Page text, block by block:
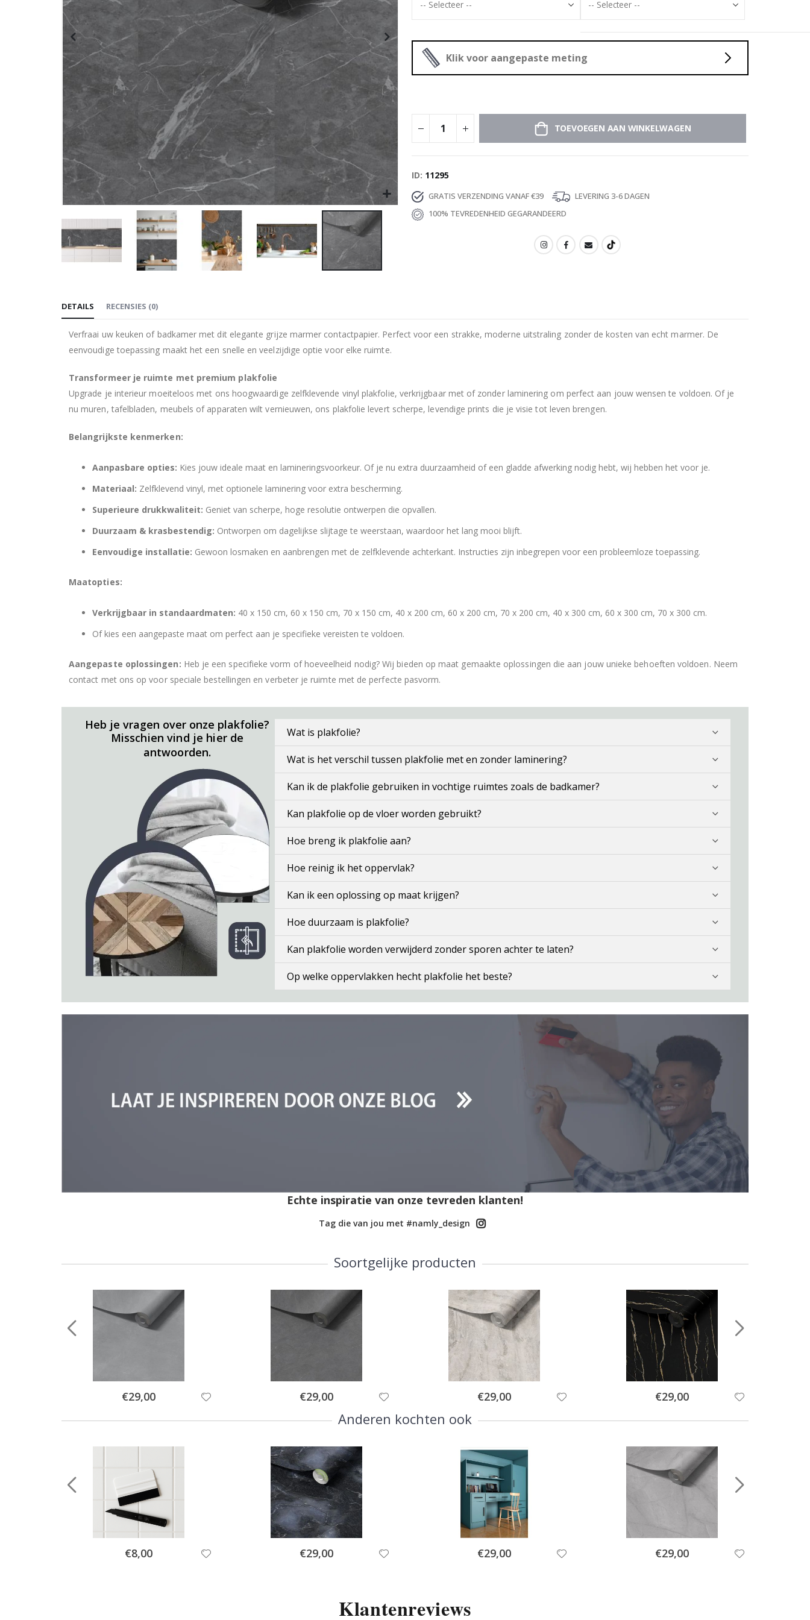
Price
het
van
de
gallerij
Klik voor aangepaste meting
TOEVOEGEN AAN WINKELWAGEN
ID 11295
GRATIS VERZENDING VANAF €39
LEVERING 3-6 DAGEN
100% TEVREDENHEID GEGARANDEERD
DETAILS
Verfraai uw keuken of badkamer met dit elegante grijze marmer contactpapier. Perfect voor een strakke, moderne uitstraling zonder de kosten van echt marmer. De
eenvoudige toepassing maakt het een snelle en veelzijdige optie voor elke ruimte.
Transformeer je ruimte met premium plakfolie
Upgrade je interieur moeiteloos met ons hoogwaardige zelfklevende vinyl plakfolie, verkrijgbaar met of zonder laminering om perfect aan jouw wensen te voldoen. Of je
nu muren, tafelbladen, meubels of apparaten wilt vernieuwen, ons plakfolie levert scherpe, levendige prints die je visie tot leven brengen.
Belangrijkste kenmerken:
Aanpasbare opties: Kies jouw ideale maat en lamineringsvoorkeur. Of je nu extra duurzaamheid of een gladde afwerking nodig hebt, wij hebben het voor je.
Materiaal: Zelfklevend vinyl, met optionele laminering voor extra bescherming.
Superieure drukkwaliteit: Geniet van scherpe, hoge resolutie ontwerpen die opvallen.
Duurzaam & krasbestendig: Ontworpen om dagelijkse slijtage te weerstaan, waardoor het lang mooi blijft.
Eenvoudige installatie: Gewoon losmaken en aanbrengen met de zelfklevende achterkant. Instructies zijn inbegrepen voor een probleemloze toepassing.
Maatopties:
Verkrijgbaar in standaardmaten: 40 x 150 cm, 60 x 150 cm, 70 x 150 cm, 40 x 200 cm, 60 x 200 cm, 70 x 200 cm, 40 x 300 cm, 60 x 300 cm, 70 x 300 cm.
Of kies een aangepaste maat om perfect aan je specifieke vereisten te voldoen.
Aangepaste oplossingen: Heb je een specifieke vorm of hoeveelheid nodig? Wij bieden op maat gemaakte oplossingen die aan jouw unieke behoeften voldoen. Neem
contact met ons op voor speciale bestellingen en verbeter je ruimte met de perfecte pasvorm.
RECENSIES (0)
Heb je vragen over onze plakfolie?
Misschien vind je hier de
antwoorden.
Wat is plakfolie?
Wat is het verschil tussen plakfolie met en zonder laminering?
Kan ik de plakfolie gebruiken in vochtige ruimtes zoals de badkamer?
Kan plakfolie op de vloer worden gebruikt?
Hoe breng ik plakfolie aan?
Hoe reinig ik het oppervlak?
Kan ik een oplossing op maat krijgen?
Hoe duurzaam is plakfolie?
Kan plakfolie worden verwijderd zonder sporen achter te laten?
Op welke oppervlakken hecht plakfolie het beste?
Echte inspiratie van onze tevreden klanten!
Tag die van jou met #namly_design
Soortgelijke producten
Special
Price
€29,00 Special
Price
€29,00 Special
Price
€29,00 Special
Price
€29,00
Anderen kochten ook
Special
Price
€8,00 Special
Price
€29,00 Special
Price
€29,00 Special
Price
€29,00
Klantenreviews